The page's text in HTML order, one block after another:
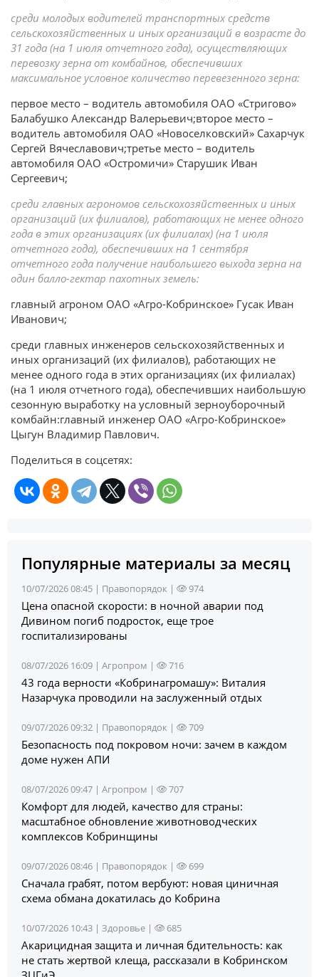
среди молодых водителей транспортных средств
сельскохозяйственных и иных организаций в возрасте до
31 года (на 1 июля отчетного года), осуществляющих
перевозку зерна от комбайнов, обеспечивших
максимальное условное количество перевезенного зерна:
первое место – водитель автомобиля ОАО «Стригово»
Балабушко Александр Валерьевич;второе место –
водитель автомобиля ОАО «Новоселковский» Сахарчук
Сергей Вячеславович;третье место – водитель
автомобиля ОАО «Остромичи» Старушик Иван
Сергеевич;
среди главных агрономов сельскохозяйственных и иных
организаций (их филиалов), работающих не менее одного
года в этих организациях (их филиалах) (на 1 июля
отчетного года), обеспечивших на 1 сентября
отчетного года получение наибольшего выхода зерна на
один балло-гектар пахотных земель:
главный агроном ОАО «Агро-Кобринское» Гусак Иван
Иванович;
среди главных инженеров сельскохозяйственных и
иных организаций (их филиалов), работающих не
менее одного года в этих организациях (их филиалах)
(на 1 июля отчетного года), обеспечивших наибольшую
сезонную выработку на условный зерноуборочный
комбайн:главный инженер ОАО «Агро-Кобринское»
Цыгун Владимир Павлович.
Поделиться в соцсетях:
Популярные материалы за месяц
10/07/2026 08:45 | Правопорядок | 974
Цена опасной скорости: в ночной аварии под
Дивином погиб подросток, еще трое
госпитализированы
08/07/2026 16:09 | Агропром | 716
43 года верности «Кобринагромашу»: Виталия
Назарчука проводили на заслуженный отдых
09/07/2026 09:32 | Правопорядок | 709
Безопасность под покровом ночи: зачем в каждом
доме нужен АПИ
08/07/2026 09:47 | Агропром | 707
Комфорт для людей, качество для страны:
масштабное обновление животноводческих
комплексов Кобринщины
09/07/2026 08:46 | Правопорядок | 699
Сначала грабят, потом вербуют: новая циничная
схема обмана докатилась до Кобрина
10/07/2026 10:43 | Здоровье | 685
Акарицидная защита и личная бдительность: как
не стать жертвой клеща, рассказали в Кобринском